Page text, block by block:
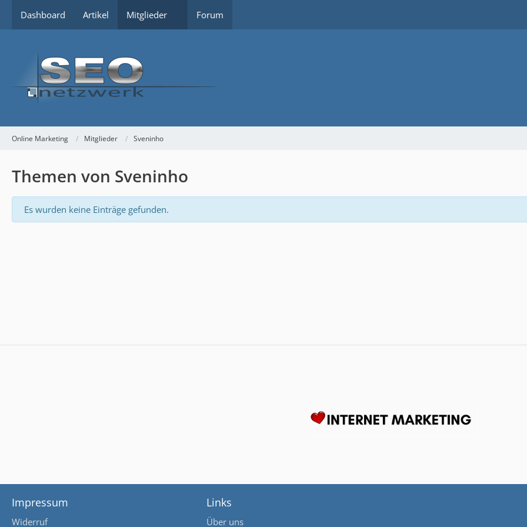
Dashboard Artikel Mitglieder Forum
Online Marketing Mitglieder Sveninho
Themen von Sveninho
Es wurden keine Einträge gefunden.
Impressum
Widerruf
Links
Über uns